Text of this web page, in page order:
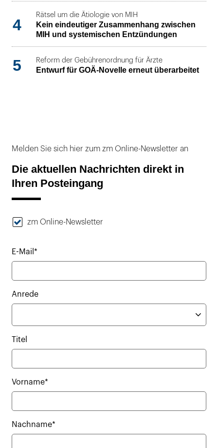
4
Rätsel um die Ätiologie von MIH
Kein eindeutiger Zusammenhang zwischen
MIH und systemischen Entzündungen
5 Reform der Gebührenordnung für Ärzte
Entwurf für GOÄ-Novelle erneut überarbeitet
Melden Sie sich hier zum zm Online-Newsletter an
Die aktuellen Nachrichten direkt in
Ihren Posteingang
zm Online-Newsletter
E-Mail*
Anrede
Titel
Vorname*
Nachname*